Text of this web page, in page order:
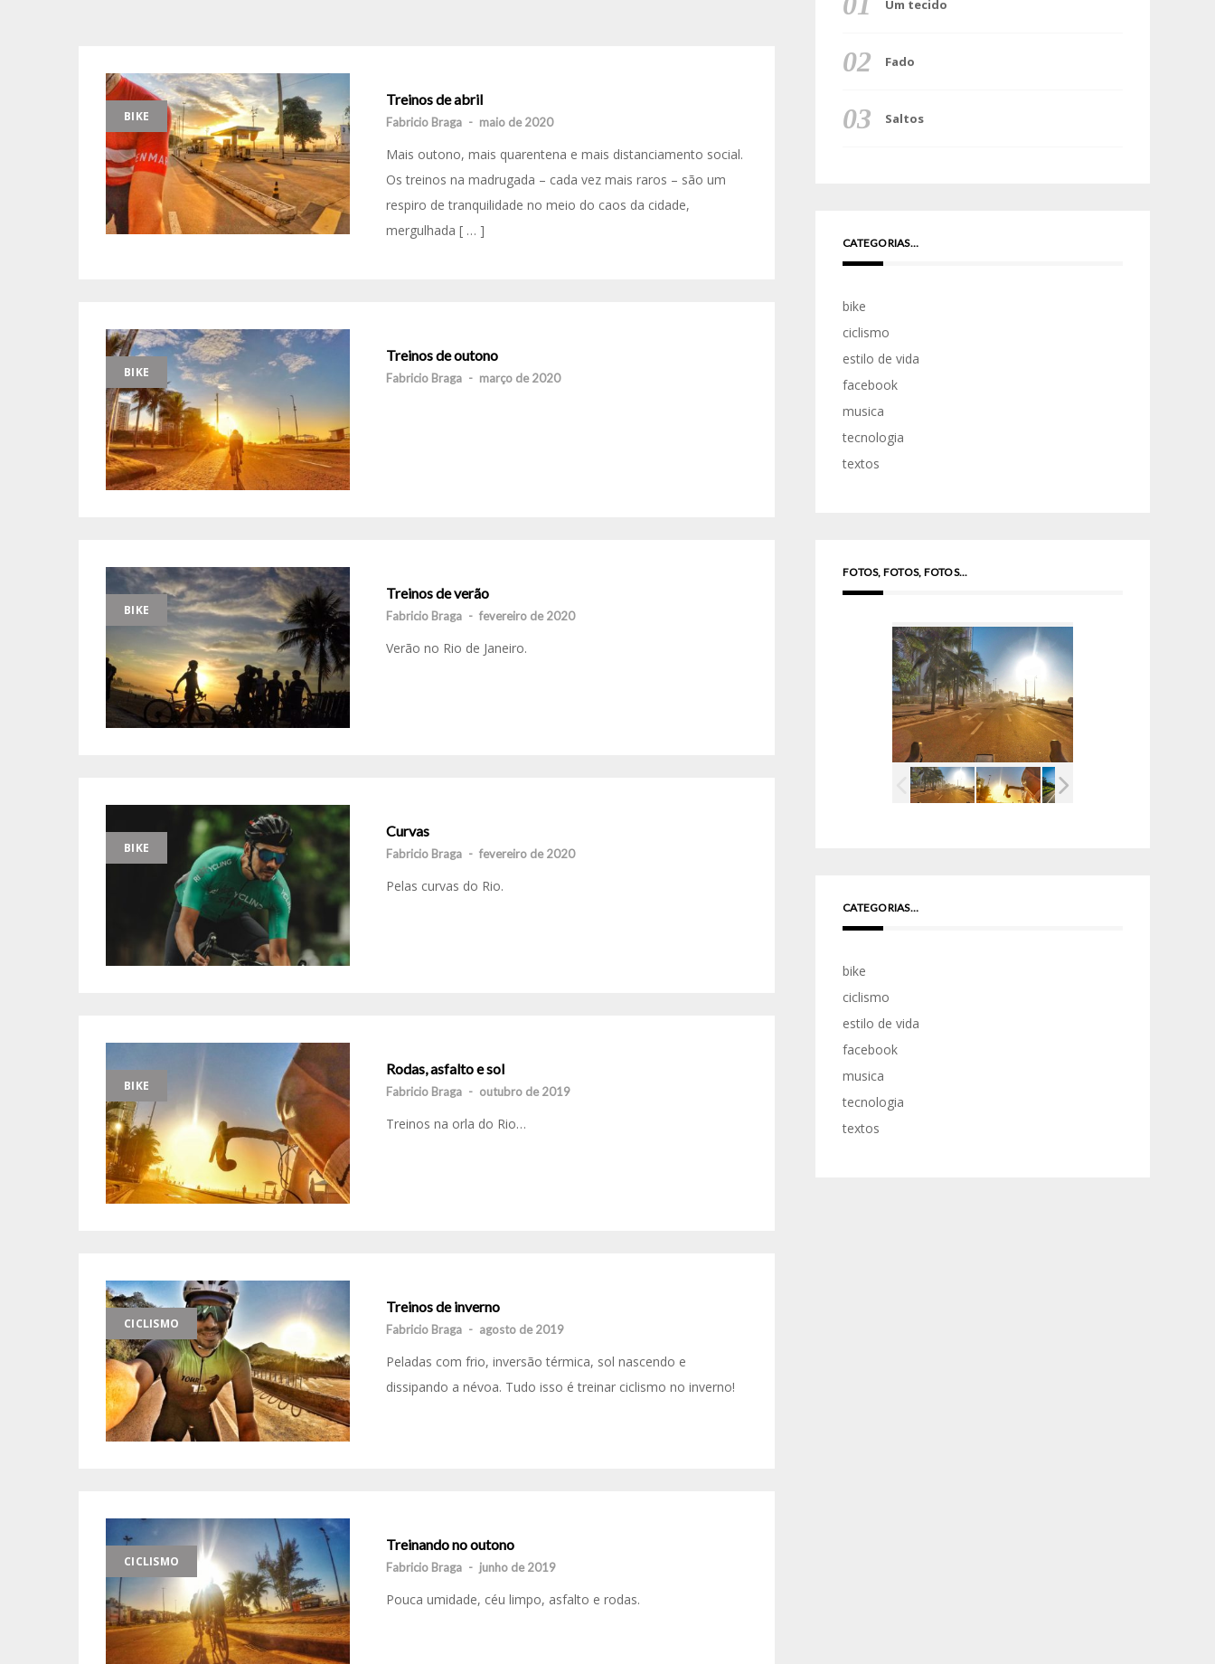
BIKE
Treinos de abril
Fabricio Braga - maio de 2020
Mais outono, mais quarentena e mais distanciamento social.
Os treinos na madrugada – cada vez mais raros – são um
respiro de tranquilidade no meio do caos da cidade,
mergulhada [ … ]
BIKE
Treinos de outono
Fabricio Braga - março de 2020
BIKE
Treinos de verão
Fabricio Braga - fevereiro de 2020
Verão no Rio de Janeiro.
BIKE
Curvas
Fabricio Braga - fevereiro de 2020
Pelas curvas do Rio.
BIKE
Rodas, asfalto e sol
Fabricio Braga - outubro de 2019
Treinos na orla do Rio…
CICLISMO
Treinos de inverno
Fabricio Braga - agosto de 2019
Peladas com frio, inversão térmica, sol nascendo e
dissipando a névoa. Tudo isso é treinar ciclismo no inverno!
CICLISMO
Treinando no outono
Fabricio Braga - junho de 2019
Pouca umidade, céu limpo, asfalto e rodas.
Um tecido
Fado
Saltos
CATEGORIAS…
bike
ciclismo
estilo de vida
facebook
musica
tecnologia
textos
FOTOS, FOTOS, FOTOS...
CATEGORIAS…
bike
ciclismo
estilo de vida
facebook
musica
tecnologia
textos